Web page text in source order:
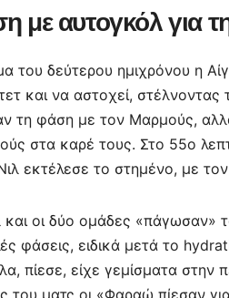
με αυτογκόλ για
του δεύτερου ημιχρόνου η
και να αστοχεί,
τη φάση με τον Μαρμούς,
στα καρέ τους. Στο 55ο
εκτέλεσε το στημένο, με
οι δύο ομάδες «πάγωσαν»
φάσεις, ειδικά μετά το
πίεσε, είχε γεμίσματα στην